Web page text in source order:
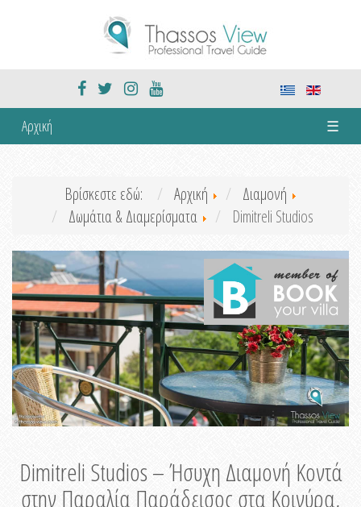
Αρχική ☰
Βρίσκεστε εδώ: Αρχική
Διαμονή
Δωμάτια & Διαμερίσματα
Dimitreli Studios
Dimitreli Studios – Ήσυχη Διαμονή Κοντά
στην Παραλία Παράδεισος στα Κοινύρα,